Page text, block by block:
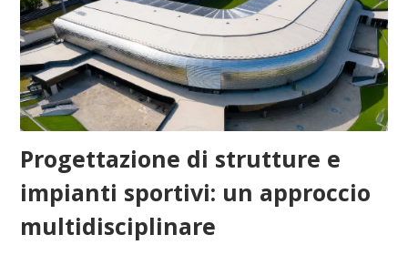
Progettazione di strutture e
impianti sportivi: un approccio
multidisciplinare